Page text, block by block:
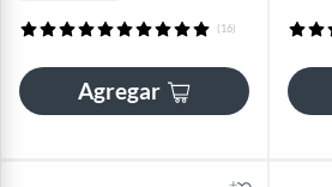
(16)
Agregar